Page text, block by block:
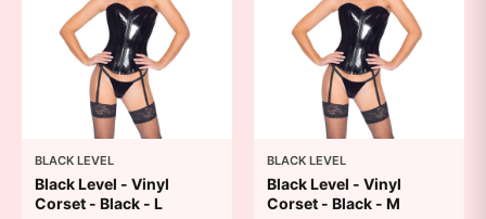
BLACK LEVEL
Black Level - Vinyl
Corset - Black - L
BLACK LEVEL
Black Level - Vinyl
Corset - Black - M